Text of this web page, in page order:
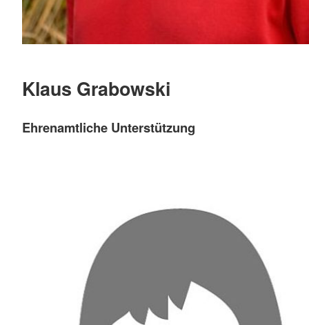
Klaus Grabowski
Ehrenamtliche Unterstützung